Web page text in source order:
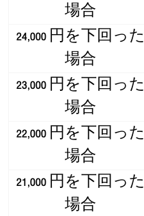
場合
24,000 円を下回った
場合
23,000 円を下回った
場合
22,000 円を下回った
場合
21,000 円を下回った
場合